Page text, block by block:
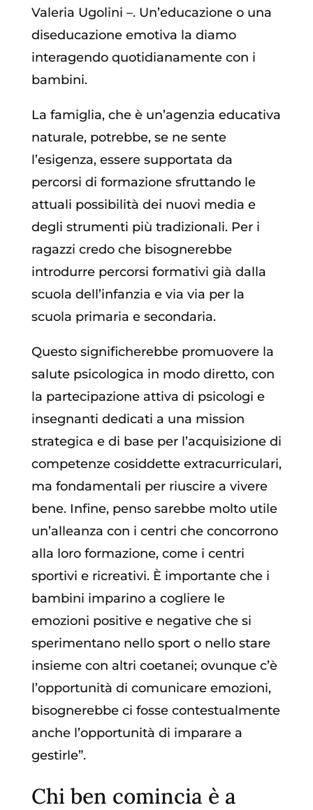
Valeria Ugolini –. Un’educazione o una
diseducazione emotiva la diamo
interagendo quotidianamente con i
bambini.
La famiglia, che è un’agenzia educativa
naturale, potrebbe, se ne sente
l’esigenza, essere supportata da
percorsi di formazione sfruttando le
attuali possibilità dei nuovi media e
degli strumenti più tradizionali. Per i
ragazzi credo che bisognerebbe
introdurre percorsi formativi già dalla
scuola dell’infanzia e via via per la
scuola primaria e secondaria.
Questo significherebbe promuovere la
salute psicologica in modo diretto, con
la partecipazione attiva di psicologi e
insegnanti dedicati a una mission
strategica e di base per l’acquisizione di
competenze cosiddette extracurriculari,
ma fondamentali per riuscire a vivere
bene. Infine, penso sarebbe molto utile
un’alleanza con i centri che concorrono
alla loro formazione, come i centri
sportivi e ricreativi. È importante che i
bambini imparino a cogliere le
emozioni positive e negative che si
sperimentano nello sport o nello stare
insieme con altri coetanei; ovunque c’è
l’opportunità di comunicare emozioni,
bisognerebbe ci fosse contestualmente
anche l’opportunità di imparare a
gestirle”.
Chi ben comincia è a